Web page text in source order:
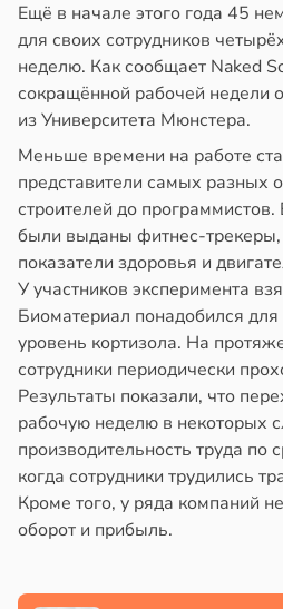
в 21:42
в20:58
Ещё в начале этого года 45
для своих сотрудников
неделю. Как сообщает Naked
сокращённой рабочей недели
из Университета Мюнстера.
Меньше времени на работе
представители самых разных
строителей до
были выданы фитнес-
показатели здоровья и
У участников эксперимента
Биоматериал понадобился
уровень кортизола. На
сотрудники периодически
Результаты показали, что
рабочую неделю в некоторых
производительность труда по
когда сотрудники трудились
Кроме того, у ряда компаний
оборот и прибыль.
в16:23
в17:40
19:20